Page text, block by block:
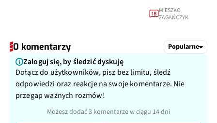
18 MIESZKO
ZAGAŃCZYK
0 komentarzy Popularne
Zaloguj się, by śledzić dyskuję
Dołącz do użytkowników, pisz bez limitu, śledź
odpowiedzi oraz reakcje na swoje komentarze. Nie
przegap ważnych rozmów!
Możesz dodać 3 komentarze w ciągu 14 dni